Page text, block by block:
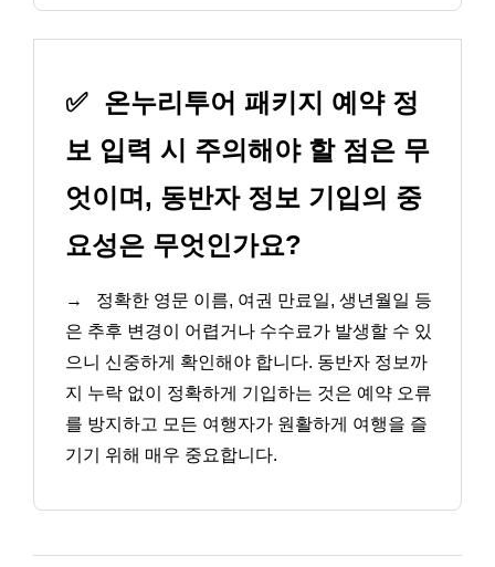
✅ 온누리투어 패키지 예약 정
보 입력 시 주의해야 할 점은 무
엇이며, 동반자 정보 기입의 중
요성은 무엇인가요?
→
정확한 영문 이름, 여권 만료일, 생년월일 등
은 추후 변경이 어렵거나 수수료가 발생할 수 있
으니 신중하게 확인해야 합니다. 동반자 정보까
지 누락 없이 정확하게 기입하는 것은 예약 오류
를 방지하고 모든 여행자가 원활하게 여행을 즐
기기 위해 매우 중요합니다.